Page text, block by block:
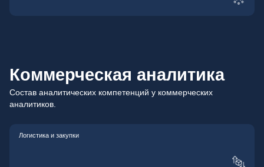
Коммерческая аналитика
Состав аналитических компетенций у коммерческих
аналитиков.
Логистика и закупки